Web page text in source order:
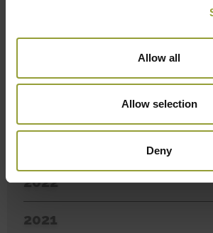
Allow all
Allow selection
Deny
Archivio
2022
2021